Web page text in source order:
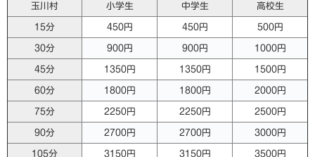
玉川村 小学生 中学生 高校生
15分 450円 450円 500円
30分 900円 900円 1000円
45分 1350円 1350円 1500円
60分 1800円 1800円 2000円
75分 2250円 2250円 2500円
90分 2700円 2700円 3000円
105分 3150円 3150円 3500円